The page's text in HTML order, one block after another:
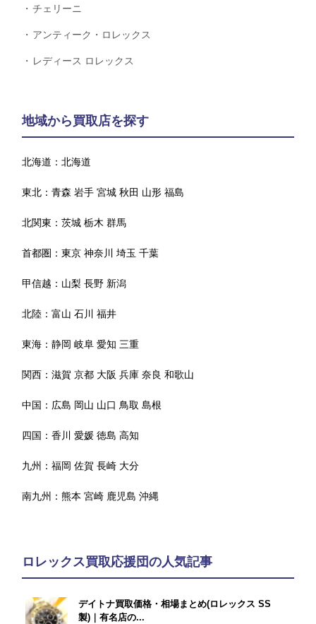
チェリーニ
アンティーク・ロレックス
レディース ロレックス
地域から買取店を探す
北海道：北海道
東北：青森 岩手 宮城 秋田 山形 福島
北関東：茨城 栃木 群馬
首都圏：東京 神奈川 埼玉 千葉
甲信越： 山梨 長野 新潟
北陸：富山 石川 福井
東海：静岡 岐阜 愛知 三重
関西：滋賀 京都 大阪 兵庫 奈良 和歌山
中国： 広島 岡山 山口 鳥取 島根
四国：香川 愛媛 徳島 高知
九州：福岡 佐賀 長崎 大分
南九州：熊本 宮崎 鹿児島 沖縄
ロレックス買取応援団の人気記事
デイトナ買取価格・相場まとめ(ロレックス SS
製)｜有名店の...